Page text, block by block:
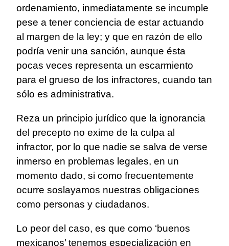
ordenamiento, inmediatamente se incumple
pese a tener conciencia de estar actuando
al margen de la ley; y que en razón de ello
podría venir una sanción, aunque ésta
pocas veces representa un escarmiento
para el grueso de los infractores, cuando tan
sólo es administrativa.
Reza un principio jurídico que la ignorancia
del precepto no exime de la culpa al
infractor, por lo que nadie se salva de verse
inmerso en problemas legales, en un
momento dado, si como frecuentemente
ocurre soslayamos nuestras obligaciones
como personas y ciudadanos.
Lo peor del caso, es que como ‘buenos
mexicanos’ tenemos especialización en